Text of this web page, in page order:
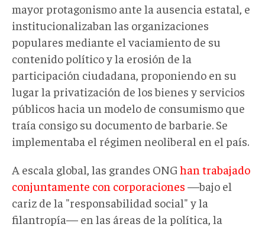
mayor protagonismo ante la ausencia estatal, e
institucionalizaban las organizaciones
populares mediante el vaciamiento de su
contenido político y la erosión de la
participación ciudadana, proponiendo en su
lugar la privatización de los bienes y servicios
públicos hacia un modelo de consumismo que
traía consigo su documento de barbarie. Se
implementaba el régimen neoliberal en el país.
A escala global, las grandes ONG han trabajado
conjuntamente con corporaciones —bajo el
cariz de la "responsabilidad social" y la
filantropía— en las áreas de la política, la